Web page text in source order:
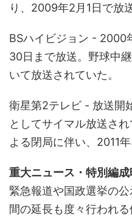
り、2009年2月1日で放
BSハイビジョン - 2000
30日まで放送。野球中
いて放送されていた。
衛星第2テレビ - 放送開
としてサイマル放送さ
よる閉局に伴い、2011
重大ニュース・特別編
緊急報道や国政選挙の
間の延長も度々行われ